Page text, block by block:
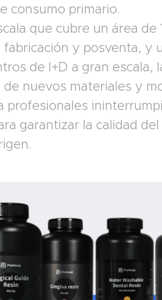
consumo primario.
que cubre un área
y posventa, y
de I+D a gran escala,
nuevos materiales y
profesionales
garantizar la calidad